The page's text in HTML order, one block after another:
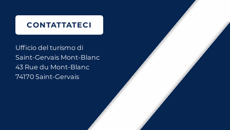
CONTATTATECI
Ufficio del turismo di
Saint-Gervais Mont-Blanc
43 Rue du Mont-Blanc
74170 Saint-Gervais